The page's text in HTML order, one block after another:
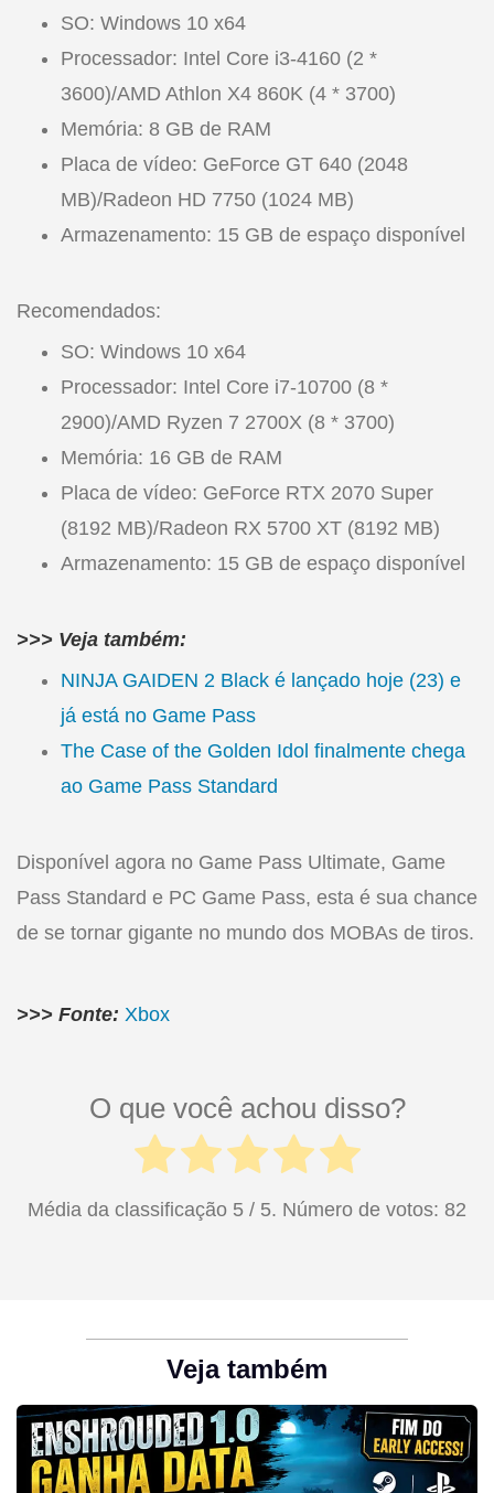
SO: Windows 10 x64
Processador: Intel Core i3-4160 (2 *
3600)/AMD Athlon X4 860K (4 * 3700)
Memória: 8 GB de RAM
Placa de vídeo: GeForce GT 640 (2048
MB)/Radeon HD 7750 (1024 MB)
Armazenamento: 15 GB de espaço disponível
Recomendados:
SO: Windows 10 x64
Processador: Intel Core i7-10700 (8 *
2900)/AMD Ryzen 7 2700X (8 * 3700)
Memória: 16 GB de RAM
Placa de vídeo: GeForce RTX 2070 Super
(8192 MB)/Radeon RX 5700 XT (8192 MB)
Armazenamento: 15 GB de espaço disponível
>>> Veja também:
NINJA GAIDEN 2 Black é lançado hoje (23) e
já está no Game Pass
The Case of the Golden Idol finalmente chega
ao Game Pass Standard
Disponível agora no Game Pass Ultimate, Game
Pass Standard e PC Game Pass, esta é sua chance
de se tornar gigante no mundo dos MOBAs de tiros.
>>> Fonte: Xbox
O que você achou disso?
Média da classificação 5 / 5. Número de votos: 82
Veja também